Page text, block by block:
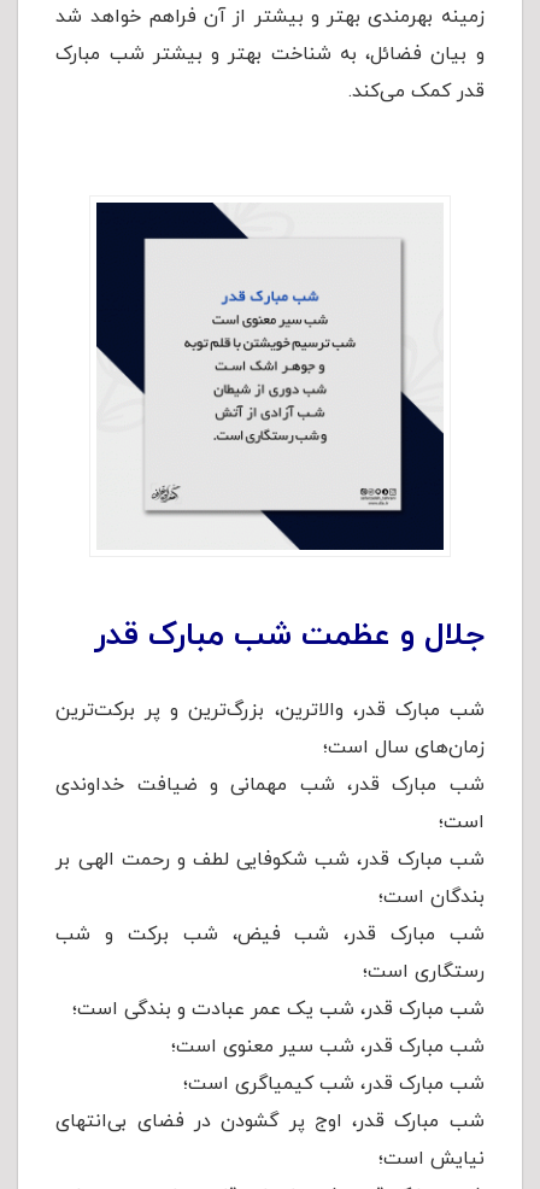
زمینه بهرمندی بهتر و بیشتر از آن فراهم خواهد شد
و بیان فضائل، به شناخت بهتر و بیشتر شب مبارک
قدر کمک می‌کند.
جلال و عظمت شب مبارک قدر
شب مبارک قدر، والاترین، بزرگ‌ترین و پر برکت‌ترین
زمان‌های سال است؛
شب مبارک قدر، شب مهمانی و ضیافت خداوندی
است؛
شب مبارک قدر، شب شکوفایی لطف و رحمت الهی بر
بندگان است؛
شب مبارک قدر، شب فیض، شب برکت و شب
رستگاری است؛
شب مبارک قدر، شب یک عمر عبادت و بندگی است؛
شب مبارک قدر، شب سیر معنوی است؛
شب مبارک قدر، شب کیمیاگری است؛
شب مبارک قدر، اوج پر گشودن در فضای بی‌انتهای
نیایش است؛